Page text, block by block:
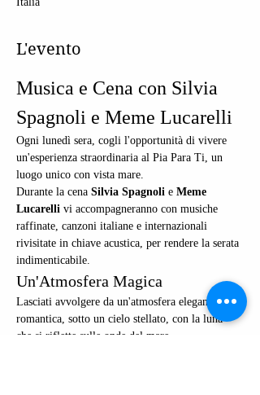
L'evento
Musica e Cena con Silvia
Spagnoli e Meme Lucarelli
Ogni lunedì sera, cogli l'opportunità di vivere
un'esperienza straordinaria al Pia Para Ti, un
luogo unico con vista mare.
Durante la cena Silvia Spagnoli e Meme
Lucarelli vi accompagneranno con musiche
raffinate, canzoni italiane e internazionali
rivisitate in chiave acustica, per rendere la serata
indimenticabile.
Un'Atmosfera Magica
Lasciati avvolgere da un'atmosfera elegante e
romantica, sotto un cielo stellato, con la luna
che si riflette sulle onde del mare.